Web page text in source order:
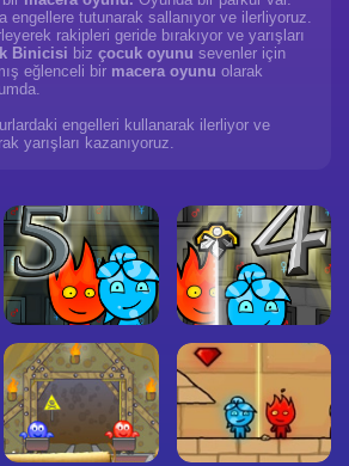
engellere tutunarak sallanıyor ve ilerliyoruz.
rakipleri geride bırakıyor ve yarışları
Binicisi biz çocuk oyunu sevenler için
eğlenceli bir macera oyunu olarak
engelleri kullanarak ilerliyor ve
yarışları kazanıyoruz.